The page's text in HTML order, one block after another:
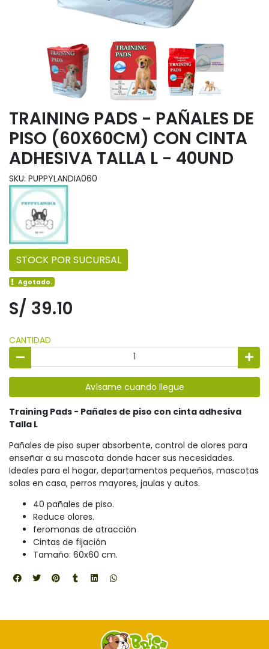
TRAINING PADS - PAÑALES DE
PISO (60X60CM) CON CINTA
ADHESIVA TALLA L - 40UND
SKU: PUPPYLANDIA060
STOCK POR SUCURSAL
Agotado.
S/ 39.10
CANTIDAD
Avísame cuando llegue
Training Pads - Pañales de piso con cinta adhesiva
Talla L
Pañales de piso super absorbente, control de olores para
enseñar a su mascota donde hacer sus necesidades.
Ideales para el hogar, departamentos pequeños, mascotas
solas en casa, perros mayores, jaulas y autos.
40 pañales de piso.
Reduce olores.
feromonas de atracción
Cintas de fijación
Tamaño: 60x60 cm.